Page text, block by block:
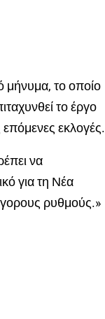
μήνυμα, το οποίο
το έργο
επόμενες εκλογές.
να
για τη Νέα
ρυθμούς.»